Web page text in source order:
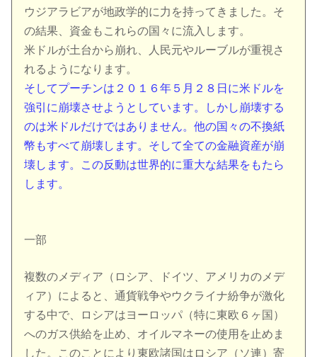
ウジアラビアが地政学的に力を持ってきました。そ
の結果、資金もこれらの国々に流入します。
米ドルが土台から崩れ、人民元やルーブルが重視さ
れるようになります。
そしてプーチンは２０１６年５月２８日に米ドルを
強引に崩壊させようとしています。しかし崩壊する
のは米ドルだけではありません。他の国々の不換紙
幣もすべて崩壊します。そして全ての金融資産が崩
壊します。この反動は世界的に重大な結果をもたら
します。
一部
複数のメディア（ロシア、ドイツ、アメリカのメデ
ィア）によると、通貨戦争やウクライナ紛争が激化
する中で、ロシアはヨーロッパ（特に東欧６ヶ国）
へのガス供給を止め、オイルマネーの使用を止めま
した。このことにより東欧諸国はロシア（ソ連）寄